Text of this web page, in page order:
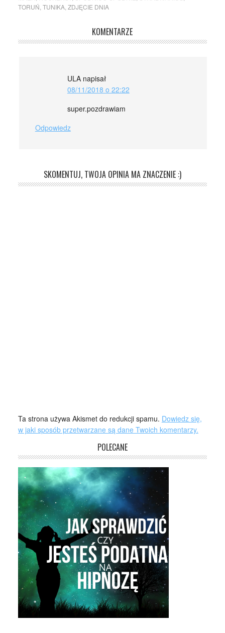
TORUŃ TUNIKA, ZDJĘCIE DNIA
KOMENTARZE
ULA napisał
08/11/2018 o 22:22
super.pozdrawiam
Odpowiedz
SKOMENTUJ, TWOJA OPINIA MA ZNACZENIE :)
Ta strona używa Akismet do redukcji spamu. Dowiedz się,
w jaki sposób przetwarzane są dane Twoich komentarzy.
POLECANE